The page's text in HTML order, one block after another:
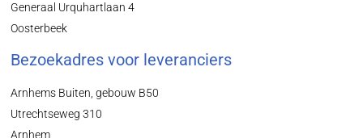
Generaal Urquhartlaan 4
Oosterbeek
Bezoekadres voor leveranciers
Arnhems Buiten, gebouw B50
Utrechtseweg 310
Arnhem